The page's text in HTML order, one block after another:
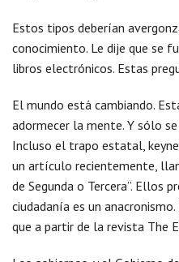
Estos tipos deberían
conocimiento. Le dije que se
libros electrónicos. Estas
El mundo está cambiando.
adormecer la mente. Y sólo
Incluso el trapo estatal,
un artículo recientemente,
de Segunda o Tercera”. Ellos
ciudadanía es un
que a partir de la revista The